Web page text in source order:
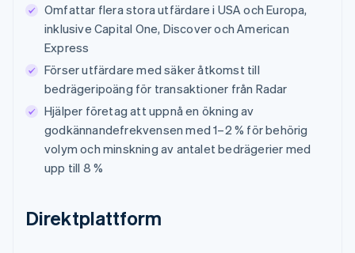
Omfattar flera stora utfärdare i USA och Europa,
inklusive Capital One, Discover och American
Express
Förser utfärdare med säker åtkomst till
bedrägeripoäng för transaktioner från Radar
Hjälper företag att uppnå en ökning av
godkännandefrekvensen med 1–2 % för behörig
volym och minskning av antalet bedrägerier med
upp till 8 %
Direktplattform